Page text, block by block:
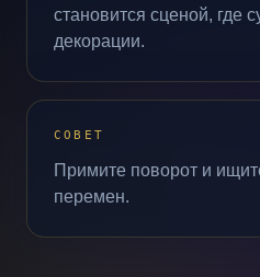
становится сценой, где
декорации.
СОВЕТ
Примите поворот и
перемен.